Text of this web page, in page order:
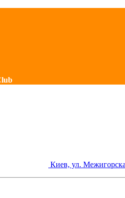
Киев, ул.